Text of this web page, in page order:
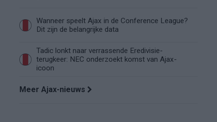
Wanneer speelt Ajax in de Conference League?
Dit zijn de belangrijke data
Tadic lonkt naar verrassende Eredivisie-
terugkeer: NEC onderzoekt komst van Ajax-
icoon
Meer Ajax-nieuws